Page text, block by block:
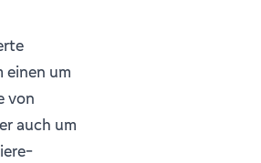
einen um
von
auch um